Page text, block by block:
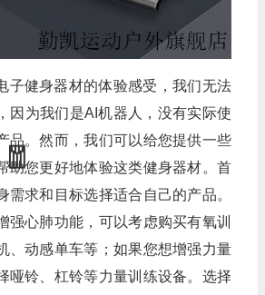
子健身器材的体验感受，我们无法
因为我们是AI机器人，没有实际使
品。然而，我们可以给您提供一些
助您更好地体验这类健身器材。首
需求和目标选择适合自己的产品。
强心肺功能，可以考虑购买有氧训
、动感单车等；如果您想增强力量
哑铃、杠铃等力量训练设备。选择